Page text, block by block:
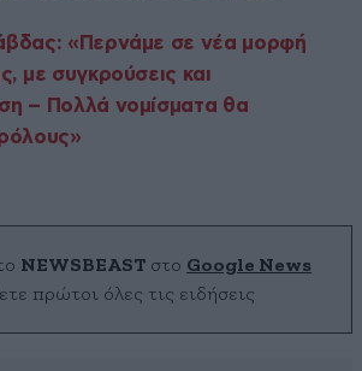
«Περνάμε σε νέα μορφή
με συγκρούσεις και
– Πολλά νομίσματα θα
NEWSBEAST στο Google News
πρώτοι όλες τις ειδήσεις